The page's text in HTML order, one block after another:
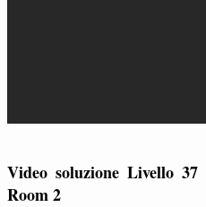
Video soluzione Livello
Room 2